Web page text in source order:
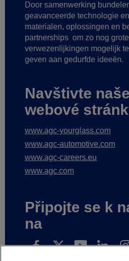
Door samenwerking
geavanceerde technologie
materialen, oplossingen en
partnerships om zo nog
verwezenlijkingen mogelijk
geven aan gedurfde ideeën.
Navštivte naše
webové
www.agc-yourglass.com
www.agc-automotive.com
www.agc-careers.eu
www.agc.com
Připojte se k
na